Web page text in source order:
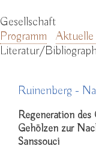
Gesellschaft
Programm
Aktuelle
Literatur/
Ruinenberg -
Regeneration
Gehölzen zur
Sanssouci